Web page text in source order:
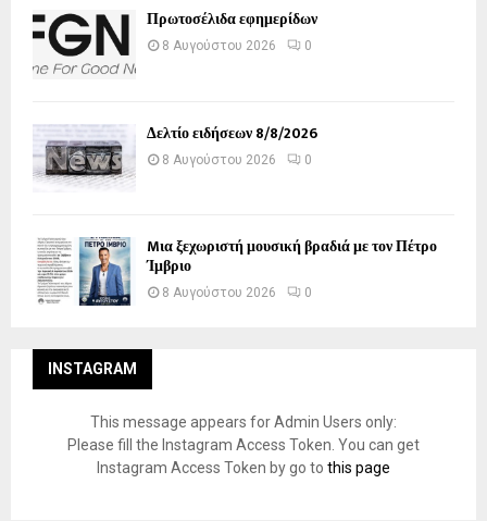
Πρωτοσέλιδα εφημερίδων
8 Αυγούστου 2026 0
Δελτίο ειδήσεων 8/8/2026
8 Αυγούστου 2026 0
Mια ξεχωριστή μουσική βραδιά με τον Πέτρο
Ίμβριο
8 Αυγούστου 2026 0
INSTAGRAM
This message appears for Admin Users only:
Please fill the Instagram Access Token. You can get
Instagram Access Token by go to this page